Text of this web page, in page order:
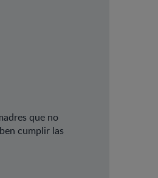
que no
cumplir las